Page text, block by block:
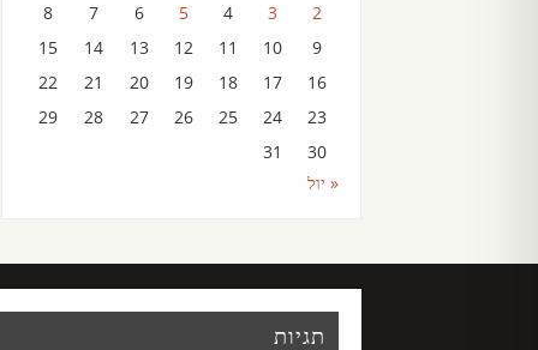
2
3
4
5
6
7
8
9
10
11
12
13
14
15
16
17
18
19
20
21
22
23
24
25
26
27
28
29
30
31
« יול
תגיות